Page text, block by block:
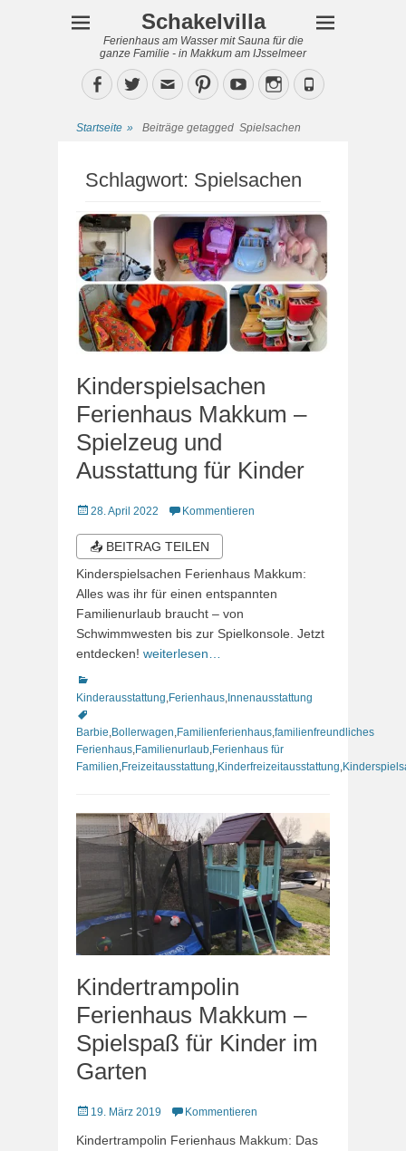
Schakelvilla
Ferienhaus am Wasser mit Sauna für die
ganze Familie - in Makkum am IJsselmeer
Facebook
TwitterEmailPinterestYouTubeInstagram
Phone
Startseite » Beiträge getagged Spielsachen
Schlagwort: Spielsachen
Kinderspielsachen
Ferienhaus Makkum –
Spielzeug und
Ausstattung für Kinder
Veröffentlicht
28. April 2022 Kommentieren
📤 BEITRAG TEILEN
Kinderspielsachen Ferienhaus Makkum:
Alles was ihr für einen entspannten
Familienurlaub braucht – von
Schwimmwesten bis zur Spielkonsole. Jetzt
entdecken! weiterlesen…
Kategorien
Kinderausstattung Ferienhaus Innenausstattung
Barbie Bollerwagen Familienferienhaus familienfreundliches
Ferienhaus Familienurlaub Ferienhaus für
Familien Freizeitausstattung Kinderfreizeitausstattung
Kindertrampolin
Ferienhaus Makkum –
Spielspaß für Kinder im
Garten
Veröffentlicht
19. März 2019 Kommentieren
Kindertrampolin Ferienhaus Makkum: Das